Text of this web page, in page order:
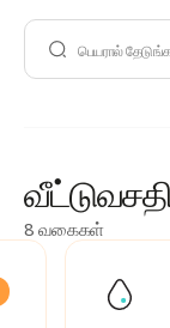
8 வகைகள்